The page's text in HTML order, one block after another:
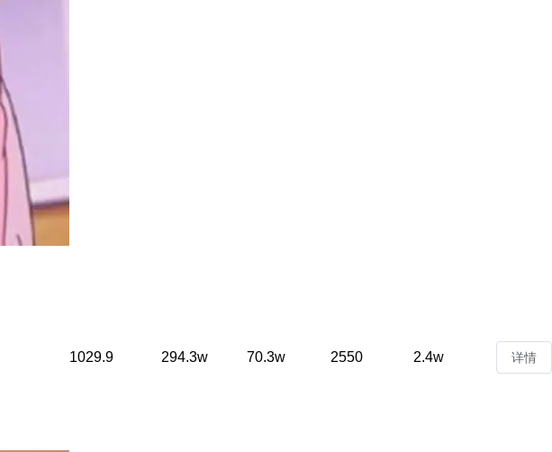
1029.9 294.3w 70.3w 2550 2.4w 详情